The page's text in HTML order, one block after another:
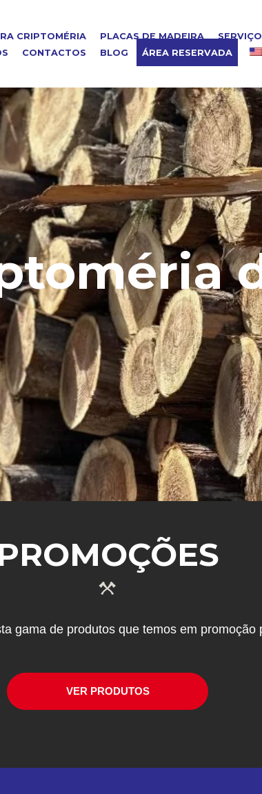
CRIPTOMÉRIA PLACAS DE MADEIRA
CONTACTOS BLOG ÁREA RESERVADA
SABER MAIS
gama de produtos que temos em promoção
VER PRODUTOS